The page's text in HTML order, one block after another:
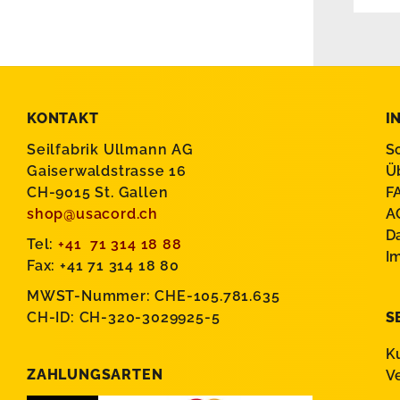
KONTAKT
Seilfabrik Ullmann AG
Gaiserwaldstrasse 16
CH-9015 St. Gallen
shop@usacord.ch
Tel: +41 71 314 18 88
Fax: +41 71 314 18 80
MWST-Nummer: CHE-105.781.635
CH-ID: CH-320-3029925-5
ZAHLUNGSARTEN